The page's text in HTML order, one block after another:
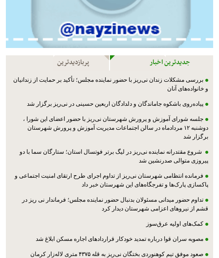
جدیدترین اخبار پربازدیدترین
بررسی مشکلات زندان نی‌ریز با حضور نماینده مجلس؛ تأکید بر حمایت از زندانیان
و خانواده‌های آنان
پیاده‌روی باشکوه جاماندگان و دلدادگان اربعین حسینی در نی‌ریز برگزار شد
جلسه شورای آموزش و پرورش شهرستان نی‌ریز با حضور اعضای این شورا ،
دوشنبه ۱۲ مردادماه در سالن اجتماعات مدیریت آموزش و پرورش شهرستان
برگزار شد
شروع مقتدرانه نماینده نی‌ریز در لیگ برتر فوتسال استان؛ ستارگان سما با دو
پیروزی متوالی صدرنشین شد
فرمانده انتظامی شهرستان نی‌ریز از تداوم اجرای طرح ارتقای امنیت اجتماعی و
پاکسازی پارک‌ها و تفرجگاه‌های این شهرستان خبر داد
تداوم حضور میدانی مسئولان بدنبال حضور نماینده مجلس؛ فرماندار نی ریز در
قشم از نیروهای اعزامی شهرستان دیدار کرد
کمک‌های اولیه عرق‌سوز
مصوبه سران قوا درباره تمدید خودکار قراردادهای اجاره مسکن ابلاغ شد
صعود موفق تیم کوهنوردی بختگان نی‌ریز به قله ۴۳۷۵ متری لاله‌زار کرمان